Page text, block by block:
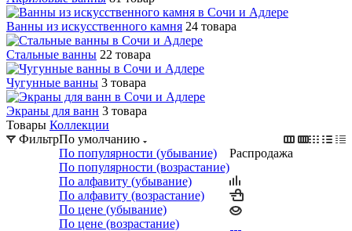
Ванны из искусственного камня 24 товара
Стальные ванны 22 товара
Чугунные ванны 3 товара
Экраны для ванн 3 товара
Товары Коллекции
ФильтрПо умолчанию
По популярности (убывание)
По популярности (возрастание)
По алфавиту (убывание)
По алфавиту (возрастание)
По цене (убывание)
По цене (возрастание)
Распродажа